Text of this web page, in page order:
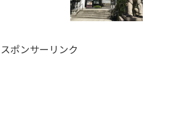
スポンサーリンク